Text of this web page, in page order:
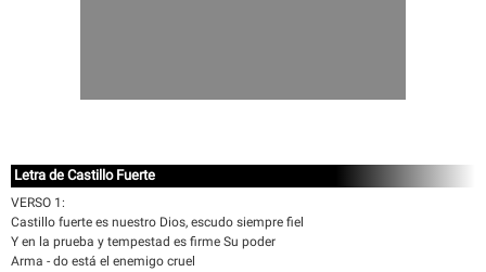
Letra de Castillo Fuerte
VERSO 1:
Castillo fuerte es nuestro Dios, escudo siempre fiel
Y en la prueba y tempestad es firme Su poder
Arma - do está el enemigo cruel